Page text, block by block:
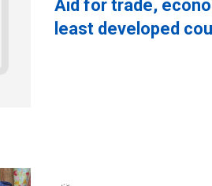
Aid for trade,
least developed